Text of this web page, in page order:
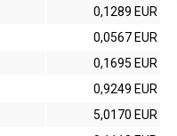
0,1289 EUR
0,0567 EUR
0,1695 EUR
0,9249 EUR
5,0170 EUR